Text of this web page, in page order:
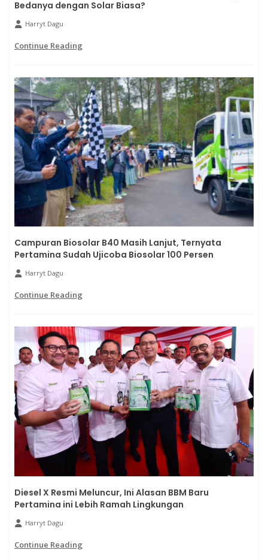
Bedanya dengan Solar Biasa?
Harryt Dagu
Continue Reading
Campuran Biosolar B40 Masih Lanjut, Ternyata
Pertamina Sudah Ujicoba Biosolar 100 Persen
Harryt Dagu
Continue Reading
Diesel X Resmi Meluncur, Ini Alasan BBM Baru
Pertamina ini Lebih Ramah Lingkungan
Harryt Dagu
Continue Reading